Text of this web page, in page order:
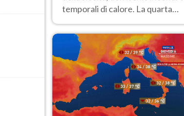
temporali di calore. La quarta
tregua e durerà fino Ferragosto